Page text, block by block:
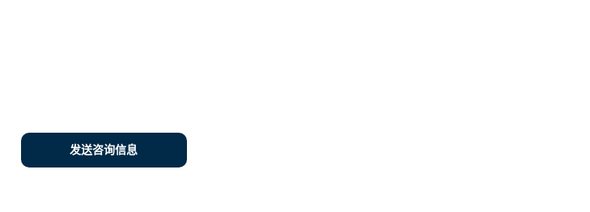
发送咨询信息